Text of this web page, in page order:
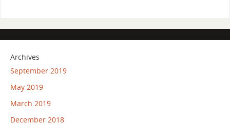
Archives
September 2019
May 2019
March 2019
December 2018